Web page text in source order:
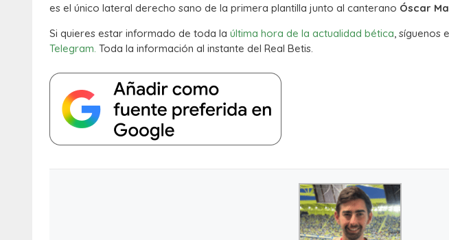
es el único lateral derecho sano de la primera plantilla junto al canterano Óscar
Si quieres estar informado de toda la última hora de la actualidad bética, síguenos
Telegram. Toda la información al instante del Real Betis.